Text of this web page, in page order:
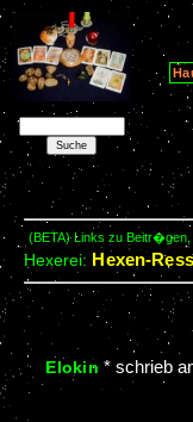
(BETA) Links zu
Hexerei: Hexen-
Elokin *schrieb